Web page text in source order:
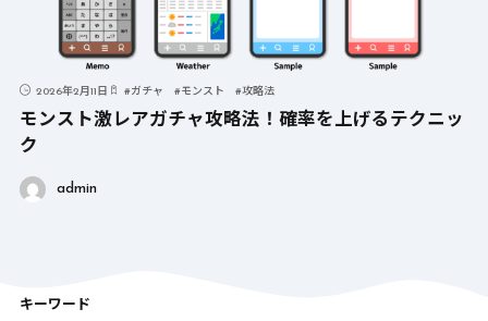
2026年2月11日 #ガチャ #モンスト #攻略法
モンスト激レアガチャ攻略法！確率を上げるテクニッ
ク
admin
キーワード